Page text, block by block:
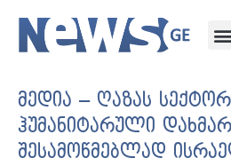
მედია – ღაზას
ჰუმანიტარული
შესამოწმებლად